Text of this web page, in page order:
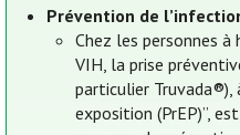
Prévention de
Chez les personnes à
VIH, la prise
particulier Truvada®),
exposition (PrEP)”,